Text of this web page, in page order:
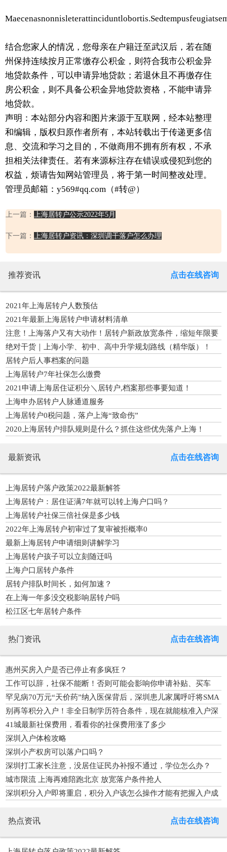
结合您家人的情况，您母亲在户籍迁至武汉后，若在随
州保持连续按月正常缴存公积金，则符合我市公积金异
地贷款条件，可以申请异地贷款；若退休且不再缴存住
房公积金，则不具备公积金异地贷款资格，不能申请异
地贷款。
声明：本站部分内容和图片来源于互联网，经本站整理
和编辑，版权归原作者所有，本站转载出于传递更多信
息、交流和学习之目的，不做商用不拥有所有权，不承
担相关法律责任。若有来源标注存在错误或侵犯到您的
权益，烦请告知网站管理员，将于第一时间整改处理。
管理员邮箱：y569#qq.com（#转@）
上一篇： 上海居转户公示2022年5月
下一篇： 上海居转户资讯：深圳调干落户怎么办理
推荐资讯 点击在线咨询
2021年上海居转户人数预估
2021年最新上海居转户申请材料清单
注意！上海落户又有大动作！居转户新政放宽条件，缩短年限要
求！
绝对干货｜上海小学、初中、高中升学规划路线（精华版）！
居转户后人事档案的问题
上海居转户7年社保怎么缴费
2021申请上海居住证积分＼居转户,档案那些事要知道！
上海申办居转户人脉通道服务
上海居转户0税问题，落户上海“致命伤”
2020上海居转户排队规则是什么？抓住这些优先落户上海！
最新资讯 点击在线咨询
上海居转户落户政策2022最新解答
上海居转户：居住证满7年就可以转上海户口吗？
上海居转户社保三倍社保是多少钱
2022年上海居转户初审过了复审被拒概率0
最新上海居转户申请细则讲解学习
上海居转户孩子可以立刻随迁吗
上海户口居转户条件
居转户排队时间长，如何加速？
在上海一年多没交税影响居转户吗
松江区七年居转户条件
热门资讯 点击在线咨询
惠州买房入户是否已停止有多疯狂？
工作可以辞，社保不能断！否则可能会影响你申请补贴、买车
罕见病70万元“天价药”纳入医保背后，深圳患儿家属呼吁将SMA
基因检测纳入免费产检项目
别再等积分入户！非全日制学历符合条件，现在就能核准入户深
圳
41城最新社保费用，看看你的社保费用涨了多少
深圳入户体检攻略
深圳小产权房可以落户口吗？
深圳打工家长注意，没居住证民办补报不通过，学位怎么办？
城市限流 上海再难陪跑北京 放宽落户条件抢人
深圳积分入户即将重启，积分入户该怎么操作才能有把握入户成
热点资讯 点击在线咨询